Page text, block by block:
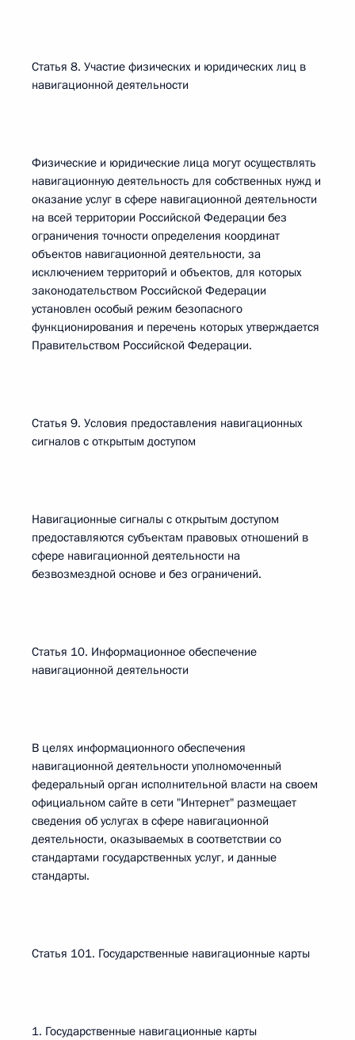
Статья 8. Участие физических и юридических лиц в
навигационной деятельности
Физические и юридические лица могут осуществлять
навигационную деятельность для собственных нужд и
оказание услуг в сфере навигационной деятельности
на всей территории Российской Федерации без
ограничения точности определения координат
объектов навигационной деятельности, за
исключением территорий и объектов, для которых
законодательством Российской Федерации
установлен особый режим безопасного
функционирования и перечень которых утверждается
Правительством Российской Федерации.
Статья 9. Условия предоставления навигационных
сигналов с открытым доступом
Навигационные сигналы с открытым доступом
предоставляются субъектам правовых отношений в
сфере навигационной деятельности на
безвозмездной основе и без ограничений.
Статья 10. Информационное обеспечение
навигационной деятельности
В целях информационного обеспечения
навигационной деятельности уполномоченный
федеральный орган исполнительной власти на своем
официальном сайте в сети "Интернет" размещает
сведения об услугах в сфере навигационной
деятельности, оказываемых в соответствии со
стандартами государственных услуг, и данные
стандарты.
Статья 101. Государственные навигационные карты
1. Государственные навигационные карты